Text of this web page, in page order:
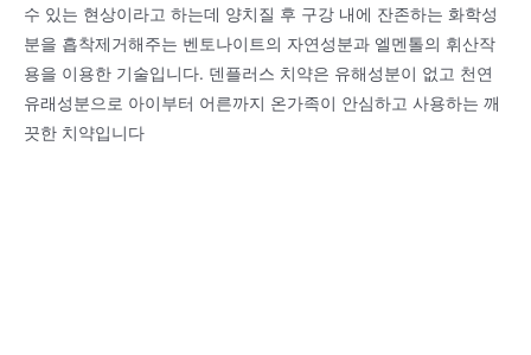
수 있는 현상이라고 하는데 양치질 후 구강 내에 잔존하는 화학성
분을 흡착제거해주는 벤토나이트의 자연성분과 엘멘톨의 휘산작
용을 이용한 기술입니다. 덴플러스 치약은 유해성분이 없고 천연
유래성분으로 아이부터 어른까지 온가족이 안심하고 사용하는 깨
끗한 치약입니다